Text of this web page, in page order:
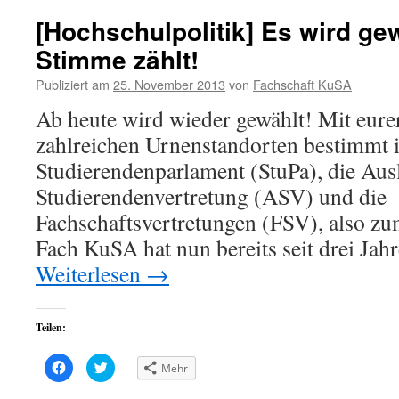
[Hochschulpolitik] Es wird
Stimme zählt!
Publiziert am 25. November 2013 von Fachschaft KuSA
Ab heute wird wieder gewählt! Mit
zahlreichen Urnenstandorten bestimmt
Studierendenparlament (StuPa), die
Studierendenvertretung (ASV) und die
Fachschaftsvertretungen (FSV), also
Fach KuSA hat nun bereits seit drei
Weiterlesen →
Teilen:
Klick,
um
Klick,
um Mehr